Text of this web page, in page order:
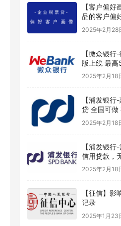
【客户偏好
品的客户偏
2025年2月28
【微众银行
版上线
2025年2月18
【浦发银行
贷 全国可做 有银联流水
好申请
2025年2月18
【浦发银行
信用贷款，
保
2025年2月18
【征信】影
记录
2025年1月23